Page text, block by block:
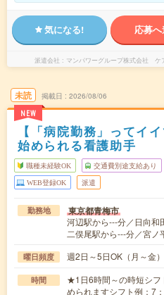
気になる! 応募
派遣会社 マンパワーグループ株式会社 ケ
未読
NEW
掲載日 2026/08/06
【「病院勤務」ってイ
始められる看護助手
職種未経験OK 交通費別途支給あり
WEB登録OK 派遣
勤務地 東京都青梅市
河辺駅から---分／日向和
二俣尾駅から---分／宮ノ
曜日頻度 週2日～5日OK（月～
時間
★1日6時間～の時短シ
められますシフト例：7